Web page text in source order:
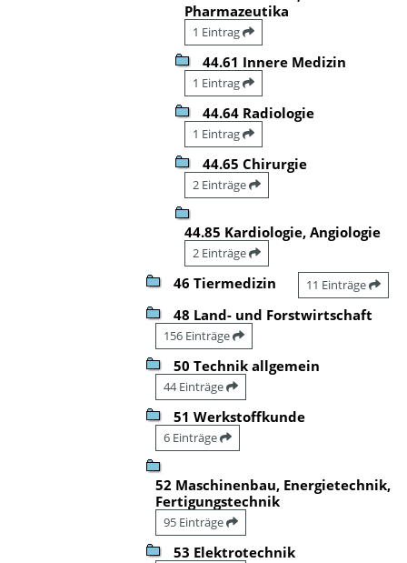
Pharmazeutika
1 Eintrag
44.61 Innere Medizin
1 Eintrag
44.64 Radiologie
1 Eintrag
44.65 Chirurgie
2 Einträge
44.85 Kardiologie, Angiologie
2 Einträge
46 Tiermedizin 11 Einträge
48 Land- und Forstwirtschaft
156 Einträge
50 Technik allgemein
44 Einträge
51 Werkstoffkunde
6 Einträge
52 Maschinenbau, Energietechnik,
Fertigungstechnik
95 Einträge
53 Elektrotechnik